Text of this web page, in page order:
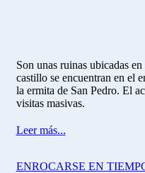
Son unas ruinas ubicadas
castillo se encuentran en el
la ermita de San Pedro. El
visitas masivas.
Leer más...
ENROCARSE EN